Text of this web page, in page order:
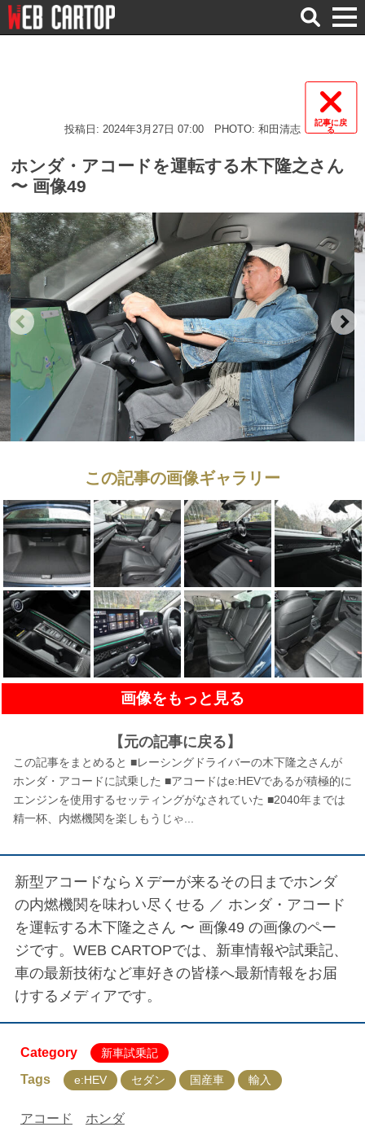
検
索
記事に戻
る
投稿日: 2024年3月27日 07:00 PHOTO: 和田清志
ホンダ・アコードを運転する木下隆之さん
〜 画像49
この記事の画像ギャラリー
画像をもっと見る
【元の記事に戻る】
この記事をまとめると ■レーシングドライバーの木下隆之さんが
ホンダ・アコードに試乗した ■アコードはe:HEVであるが積極的に
エンジンを使用するセッティングがなされていた ■2040年までは
精一杯、内燃機関を楽しもうじゃ...
新型アコードならＸデーが来るその日までホンダ
の内燃機関を味わい尽くせる ／ ホンダ・アコード
を運転する木下隆之さん 〜 画像49 の画像のペー
ジです。WEB CARTOPでは、新車情報や試乗記、
車の最新技術など車好きの皆様へ最新情報をお届
けするメディアです。
Category 新車試乗記
Tags e:HEV セダン 国産車 輸入
アコード ホンダ